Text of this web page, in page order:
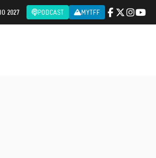
2027 PODCAST MYTFF